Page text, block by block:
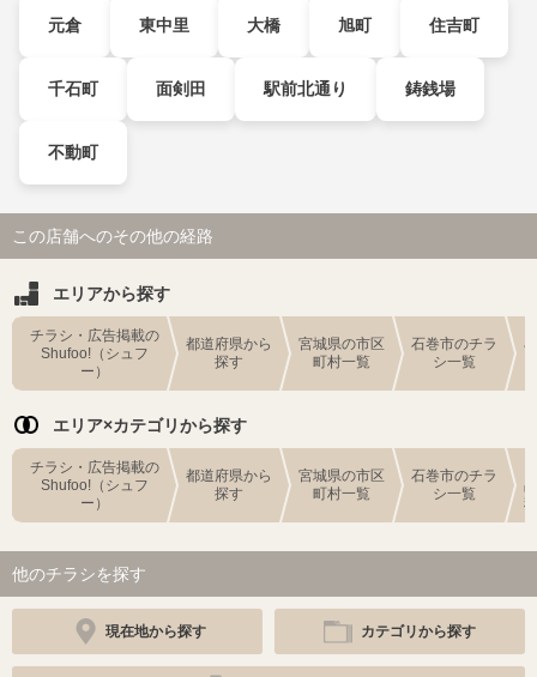
元倉 東中里 大橋 旭町 住吉町
千石町 面剣田 駅前北通り 鋳銭場
不動町
この店舗へのその他の経路
エリアから探す
チラシ・広告掲載の
Shufoo!（シュフ
ー）
都道府県から
探す
宮城県の市区
町村一覧
石巻市のチラ
シ一覧
エリア×カテゴリから探す
チラシ・広告掲載の
Shufoo!（シュフ
ー）
都道府県から
探す
宮城県の市区
町村一覧
石巻市のチラ
シ一覧
他のチラシを探す
現在地から探す カテゴリから探す